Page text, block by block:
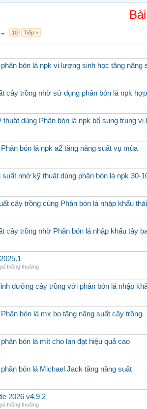
→ 10 Tiếp >
bón lá npk vi lượng sinh học tăng năng
cây trồng nhờ sử dụng phân bón lá npk
thuật dùng Phân bón lá npk bổ sung trung vi
bón lá npk a2 tăng năng suất vụ mùa
suất nhờ kỹ thuật dùng phân bón lá npk 30-
cây trồng cùng Phân bón lá nhập khẩu
cây trồng nhờ Phân bón lá nhập khẩu tây
thông thường
dưỡng cây trồng với phân bón lá nhập
bón lá mx bo tăng năng suất cây trồng
bón lá mít cho lan đạt hiệu quả cao
bón lá Michael Jack tăng năng suất
2026 v4.9 2
thông thường